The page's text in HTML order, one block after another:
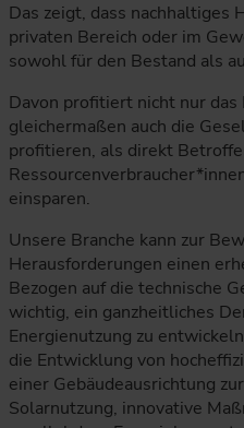
Das zeigt, dass nachhaltiges
privaten Bereich oder im
sowohl für den Bestand als
Davon profitiert nicht nur das
gleichermaßen auch die
profitieren, als direkt
einsparen.
Unsere Branche kann zur
Herausforderungen einen
Bezogen auf die technische
wichtig, ein ganzheitliches
Energienutzung zu
die Entwicklung von
einer Gebäudeausrichtung
Solarnutzung, innovative